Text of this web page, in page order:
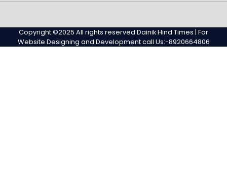
Page
Page
Copyright ©2025 All rights reserved Dainik Hind Times | For
Website Designing and Development call Us:-8920664806